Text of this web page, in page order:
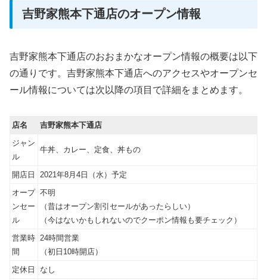
吉野家熊本下通店のオープン情報
吉野家熊本下通店のおおまかなオープン情報の概要は以下
の通りです。吉野家熊本下通店へのアクセスやオープンセ
ール情報については次以降の項目で詳細をまとめます。
店名
吉野家熊本下通店
ジャン
ル
牛丼、カレー、定食、丼もの
開店日
2021年8月4日（水）予定
オープ
ンセー
ル
不明
（昔はオープン割引セールがあったらしい）
（今はないかもしれないのでクーポン情報も要チェック）
営業時
間
24時間営業
（初日10時開店）
定休日
なし